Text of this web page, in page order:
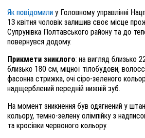
Як повідомили у Головному управлінні
13 квітня чоловік залишив своє місце
Супрунівка Полтавського району та до
повернувся додому.
Прикмети зниклого: на вигляд близько
близько 180 см, міцної тілобудови,
фасонна стрижка, очі сіро-зеленого
надщерблений передній нижній зуб.
На момент зникнення був одягнений у
кольору, темно-зелену олімпійку з
та кросівки червоного кольору.